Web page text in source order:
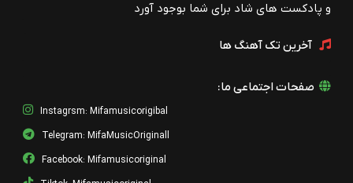
و پادکست های شاد برای شما بوجود آورد
آخرین تک آهنگ ها
صفحات اجتماعی ما:
Instagrsm: Mifamusicorigibal
Telegram: MifaMusicOriginall
Facebook: Mifamusicoriginal